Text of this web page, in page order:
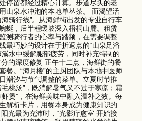
停留都经过精心计算。步道尽头的老
山泉水冲泡的本地单丛茶。 而渴望活
骑行线”。从海鲜街出发的专业自行车
蜒，后半程缓坡深入梧桐山麓。租赁
测骑行者的心率与踏频，在需要调整
最巧妙的设计在于折返点的“山泉足浴
水中缓解腿部疲劳，同时补充特制的
的深度修复 正午十二点，海鲜街的餐
餐。“海月楼”的主厨团队与本地中医师
潮汐与节气调整的菜单。立夏时节推
桃汤”，既消解暑气又不过于寒凉；霜
虾煲”，在海鲜美味中融入温补之效。每
解析卡片，用餐本身成为健康知识的
光最为充沛时，“光影疗愈室”开始接